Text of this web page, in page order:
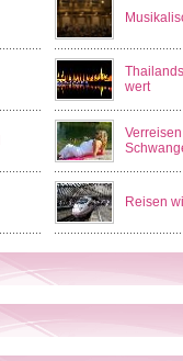
wert
Reisen